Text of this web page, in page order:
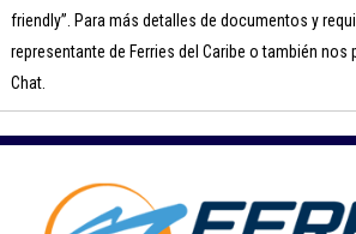
friendly”. Para más detalles de documentos y
representante de Ferries del Caribe o también nos
Chat.